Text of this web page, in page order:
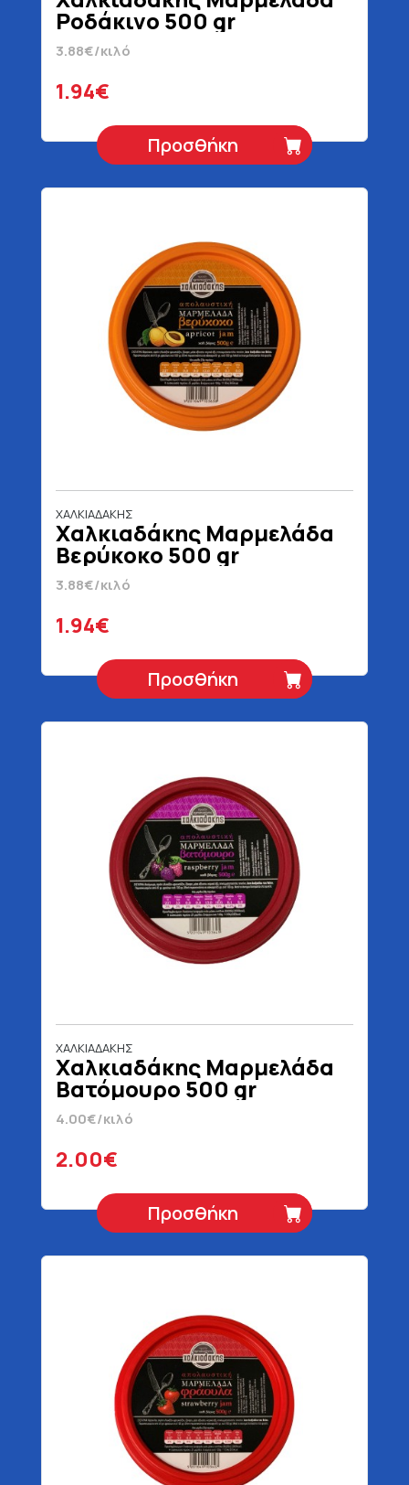
Ροδάκινο 500 gr
3.88€/κιλό
1.94€
Προσθήκη
ΧΑΛΚΙΑΔΑΚΗΣ
Χαλκιαδάκης Μαρμελάδα
Βερύκοκο 500 gr
3.88€/κιλό
1.94€
Προσθήκη
ΧΑΛΚΙΑΔΑΚΗΣ
Χαλκιαδάκης Μαρμελάδα
Βατόμουρο 500 gr
4.00€/κιλό
2.00€
Προσθήκη